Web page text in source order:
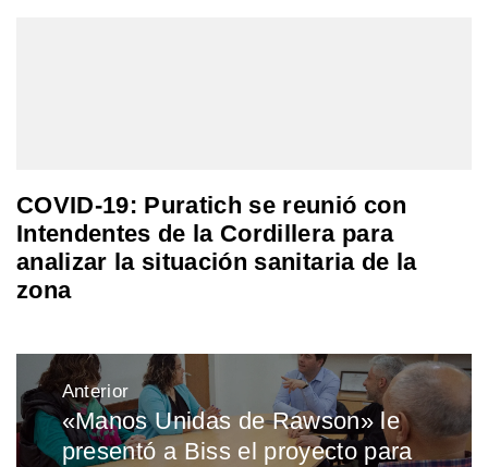
COVID-19: Puratich se reunió con
Intendentes de la Cordillera para
analizar la situación sanitaria de la
zona
Navegación
de
entradas
Anterior
Entrada
anterior:
«Manos Unidas de Rawson» le
presentó a Biss el proyecto para